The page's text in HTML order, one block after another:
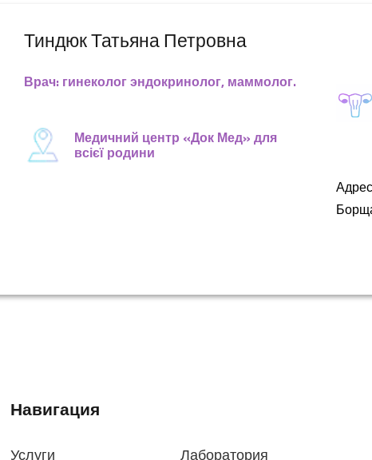
Тиндюк Татьяна Петровна
Врач: гинеколог эндокринолог, маммолог.
Медичний центр «Док Мед» для
всієї родини
Навигация
Услуги Лаборатория